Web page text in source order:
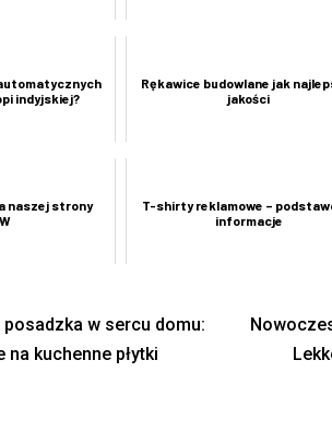
indyjskiej?
Rękawice budowlane jak
jakości
naszej strony
T-shirty reklamowe –
informacje
posadzka w sercu domu:
kuchenne płytki